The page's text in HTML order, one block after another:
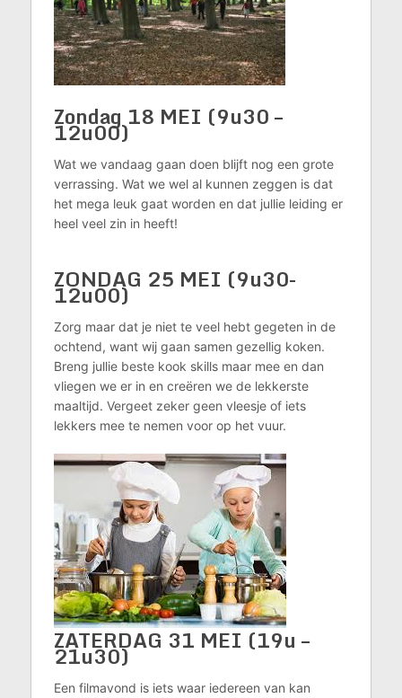
Zondag 18 MEI (9u30 –
12u00)
Wat we vandaag gaan doen blijft nog een grote
verrassing. Wat we wel al kunnen zeggen is dat
het mega leuk gaat worden en dat jullie leiding er
heel veel zin in heeft!
ZONDAG 25 MEI (9u30-
12u00)
Zorg maar dat je niet te veel hebt gegeten in de
ochtend, want wij gaan samen gezellig koken.
Breng jullie beste kook skills maar mee en dan
vliegen we er in en creëren we de lekkerste
maaltijd. Vergeet zeker geen vleesje of iets
lekkers mee te nemen voor op het vuur.
ZATERDAG 31 MEI (19u –
21u30)
Een filmavond is iets waar iedereen van kan